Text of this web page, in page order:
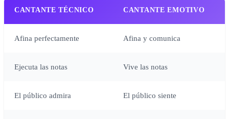
CANTANTE TÉCNICO CANTANTE EMOTIVO
Afina perfectamente Afina y comunica
Ejecuta las notas Vive las notas
El público admira El público siente